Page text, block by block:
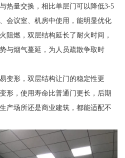
热量交换，相比单层门可以降低3-5
会议室、机房中使用，能明显优化
阻燃，双层结构延长了耐火时间，
与烟气蔓延，为人员疏散争取时
变形，双层结构让门的稳定性更
形，使用寿命比普通门更长，后期
产场所还是商业建筑，都能适配不